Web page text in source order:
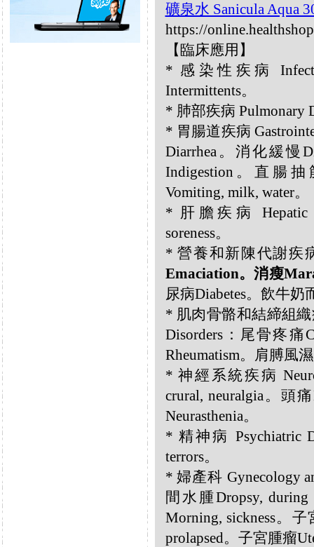
礦泉水 Sanicula Aqua
https://
【臨床應用】
* 感染性疾病
Intermittents。
* 肺部疾病 Pulmonary
* 胃腸道疾病
Diarrhea。消化緩慢
Indigestion。直腸
Vomiting, milk, water。
* 肝膽疾病 Hepatic
soreness。
* 營養和新陳代謝疾
Emaciation。消瘦
尿病Diabetes。飲牛
* 肌肉骨骼和結締組織
Disorders：尾骨疼痛
Rheumatism。肩膊風
* 神經系統疾病
crural, neuralgia。頭
Neurasthenia。
* 精神病 Psychiatric
terrors。
* 婦產科 Gynecology
間水腫Dropsy,
Morning, sickness。
prolapsed。子宮腫瘤